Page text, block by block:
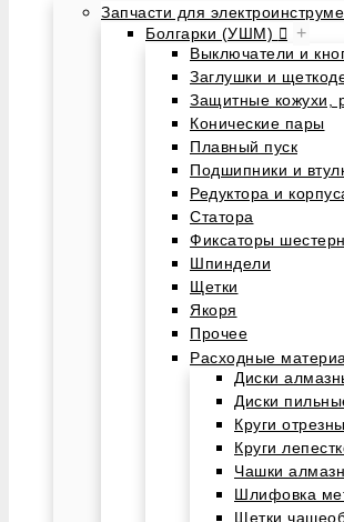
Запчасти для
Болгарки (УШМ) +
Выключатели и
Заглушки и
Защитные кожухи,
Конические пары
Плавный пуск
Подшипники и
Редуктора и
Статора
Фиксаторы
Шпиндели
Щетки
Якоря
Прочее
Расходные
Диски
Диски
Круги
Круги
Чашки
Шлифовка
Щетки